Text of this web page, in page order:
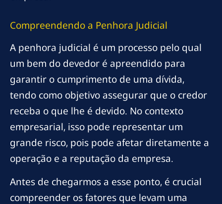
Compreendendo a Penhora Judicial
A penhora judicial é um processo pelo qual
um bem do devedor é apreendido para
garantir o cumprimento de uma dívida,
tendo como objetivo assegurar que o credor
receba o que lhe é devido. No contexto
empresarial, isso pode representar um
grande risco, pois pode afetar diretamente a
operação e a reputação da empresa.
Antes de chegarmos a esse ponto, é crucial
compreender os fatores que levam uma